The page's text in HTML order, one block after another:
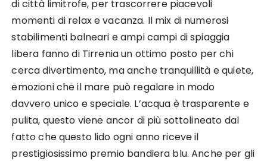
di città limitrofe, per trascorrere piacevoli
momenti di relax e vacanza. Il mix di numerosi
stabilimenti balneari e ampi campi di spiaggia
libera fanno di Tirrenia un ottimo posto per chi
cerca divertimento, ma anche tranquillità e quiete,
emozioni che il mare può regalare in modo
davvero unico e speciale. L’acqua è trasparente e
pulita, questo viene ancor di più sottolineato dal
fatto che questo lido ogni anno riceve il
prestigiosissimo premio bandiera blu. Anche per gli